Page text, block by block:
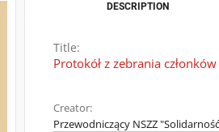
DESCRIPTION
Title:
Protokół z zebrania
Creator:
Przewodniczący NSZZ